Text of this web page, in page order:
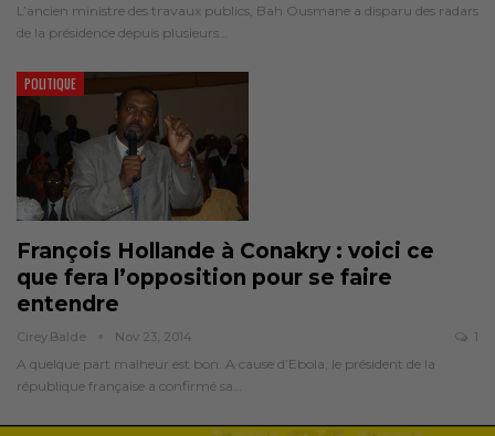
L’ancien ministre des travaux publics, Bah Ousmane a disparu des radars
de la présidence depuis plusieurs…
POLITIQUE
François Hollande à Conakry : voici ce
que fera l’opposition pour se faire
entendre
Cirey.balde Nov 23, 2014 1
A quelque part malheur est bon. A cause d’Ebola, le président de la
république française a confirmé sa…